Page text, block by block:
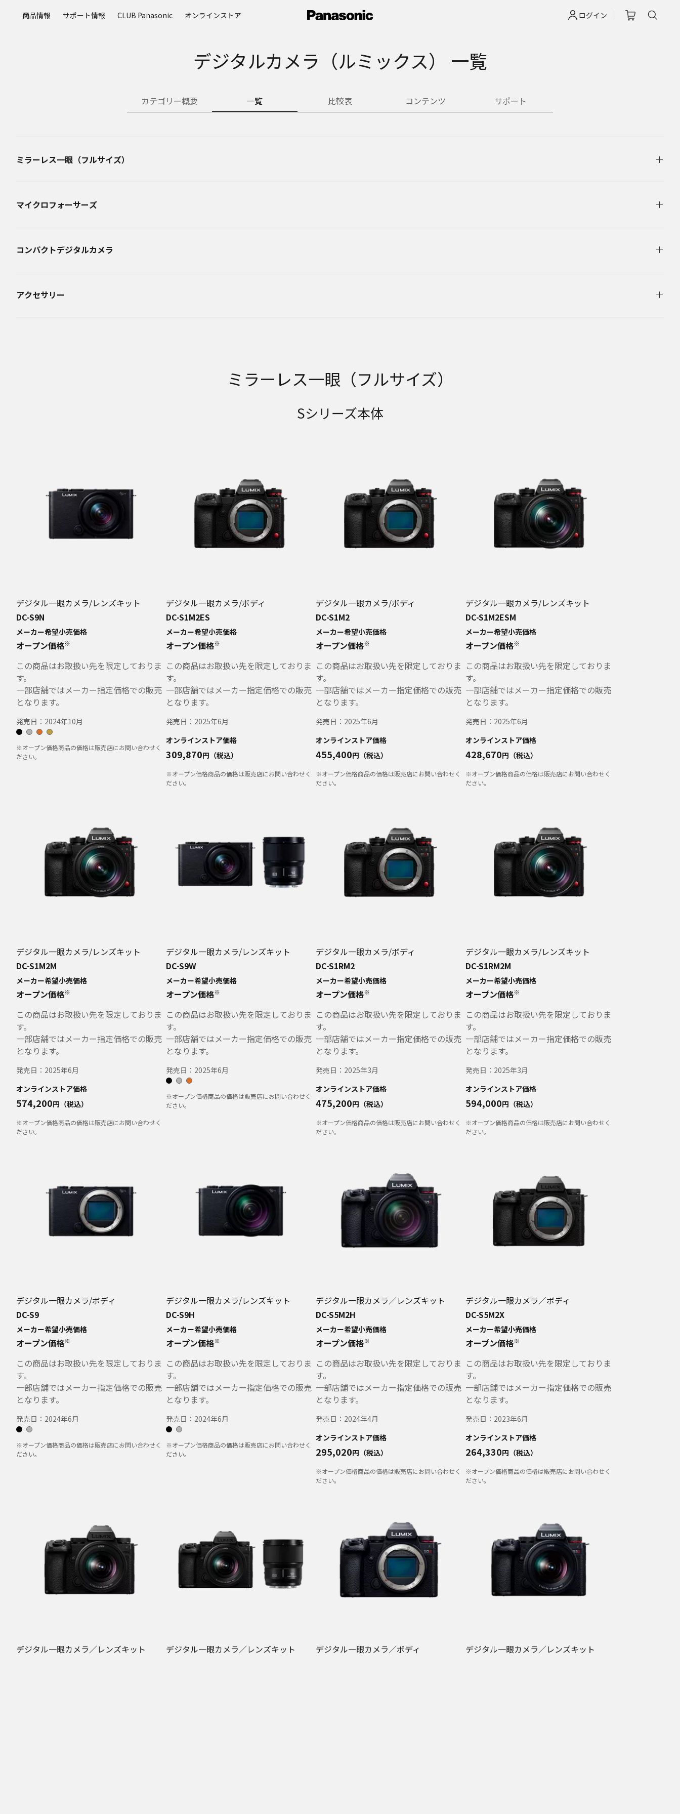
ログイン
商品情報 サポート情報 CLUB Panasonic オンラインストア
デジタルカメラ（ルミックス） 一覧
カテゴリー概要 一覧 比較表 コンテンツ サポート
ミラーレス一眼（フルサイズ）
マイクロフォーサーズ
コンパクトデジタルカメラ
アクセサリー
ミラーレス一眼（フルサイズ）
Sシリーズ本体
デジタル一眼カメラ/レンズキット
DC-S9N
メーカー希望小売価格
オープン価格※
この商品はお取扱い先を限定しておりま
す。
一部店舗ではメーカー指定価格での販売
となります。
発売日： 2024年10月
※オープン価格商品の価格は販売店にお問い合わせく
ださい。
デジタル一眼カメラ/ボディ
DC-S1M2ES
メーカー希望小売価格
オープン価格※
この商品はお取扱い先を限定しておりま
す。
一部店舗ではメーカー指定価格での販売
となります。
発売日： 2025年6月
オンラインストア価格
309,870円（税込）
※オープン価格商品の価格は販売店にお問い合わせく
ださい。
デジタル一眼カメラ/ボディ
DC-S1M2
メーカー希望小売価格
オープン価格※
この商品はお取扱い先を限定しておりま
す。
一部店舗ではメーカー指定価格での販売
となります。
発売日： 2025年6月
オンラインストア価格
455,400円（税込）
※オープン価格商品の価格は販売店にお問い合わせく
ださい。
デジタル一眼カメラ/レンズキット
DC-S1M2ESM
メーカー希望小売価格
オープン価格※
この商品はお取扱い先を限定しておりま
す。
一部店舗ではメーカー指定価格での販売
となります。
発売日： 2025年6月
オンラインストア価格
428,670円（税込）
※オープン価格商品の価格は販売店にお問い合わせく
ださい。
デジタル一眼カメラ/レンズキット
DC-S1M2M
メーカー希望小売価格
オープン価格※
この商品はお取扱い先を限定しておりま
す。
一部店舗ではメーカー指定価格での販売
となります。
発売日： 2025年6月
オンラインストア価格
574,200円（税込）
※オープン価格商品の価格は販売店にお問い合わせく
ださい。
デジタル一眼カメラ/レンズキット
DC-S9W
メーカー希望小売価格
オープン価格※
この商品はお取扱い先を限定しておりま
す。
一部店舗ではメーカー指定価格での販売
となります。
発売日： 2025年6月
※オープン価格商品の価格は販売店にお問い合わせく
ださい。
デジタル一眼カメラ/ボディ
DC-S1RM2
メーカー希望小売価格
オープン価格※
この商品はお取扱い先を限定しておりま
す。
一部店舗ではメーカー指定価格での販売
となります。
発売日： 2025年3月
オンラインストア価格
475,200円（税込）
※オープン価格商品の価格は販売店にお問い合わせく
ださい。
デジタル一眼カメラ/レンズキット
DC-S1RM2M
メーカー希望小売価格
オープン価格※
この商品はお取扱い先を限定しておりま
す。
一部店舗ではメーカー指定価格での販売
となります。
発売日： 2025年3月
オンラインストア価格
594,000円（税込）
※オープン価格商品の価格は販売店にお問い合わせく
ださい。
デジタル一眼カメラ/ボディ
DC-S9
メーカー希望小売価格
オープン価格※
この商品はお取扱い先を限定しておりま
す。
一部店舗ではメーカー指定価格での販売
となります。
発売日： 2024年6月
※オープン価格商品の価格は販売店にお問い合わせく
ださい。
デジタル一眼カメラ/レンズキット
DC-S9H
メーカー希望小売価格
オープン価格※
この商品はお取扱い先を限定しておりま
す。
一部店舗ではメーカー指定価格での販売
となります。
発売日： 2024年6月
※オープン価格商品の価格は販売店にお問い合わせく
ださい。
デジタル一眼カメラ／レンズキット
DC-S5M2H
メーカー希望小売価格
オープン価格※
この商品はお取扱い先を限定しておりま
す。
一部店舗ではメーカー指定価格での販売
となります。
発売日： 2024年4月
オンラインストア価格
295,020円（税込）
※オープン価格商品の価格は販売店にお問い合わせく
ださい。
デジタル一眼カメラ／ボディ
DC-S5M2X
メーカー希望小売価格
オープン価格※
この商品はお取扱い先を限定しておりま
す。
一部店舗ではメーカー指定価格での販売
となります。
発売日： 2023年6月
オンラインストア価格
264,330円（税込）
※オープン価格商品の価格は販売店にお問い合わせく
ださい。
デジタル一眼カメラ／レンズキット
デジタル一眼カメラ／レンズキット
デジタル一眼カメラ／ボディ
デジタル一眼カメラ／レンズキット